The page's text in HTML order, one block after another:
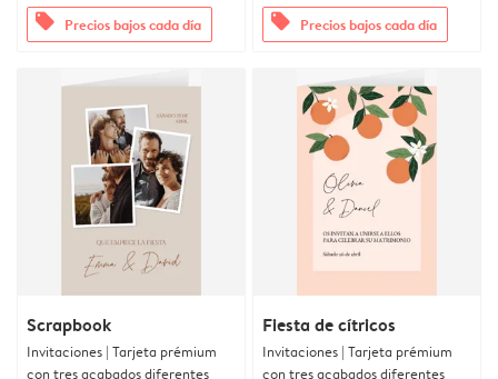
offers Precios bajos cada día offers Precios bajos cada día
Scrapbook
Invitaciones | Tarjeta prémium
con tres acabados diferentes
Fiesta de cítricos
Invitaciones | Tarjeta prémium
con tres acabados diferentes